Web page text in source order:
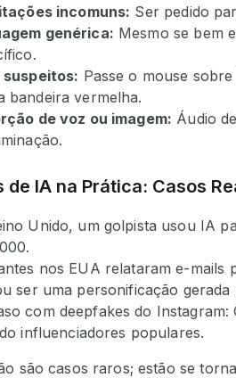
incomuns: Ser pedido
genérica: Mesmo se bem
suspeitos: Passe o mouse
bandeira vermelha.
de voz ou imagem: Áudio
de IA na Prática: Casos
Unido, um golpista usou IA
nos EUA relataram e-
ser uma personificação gerada
com deepfakes do
influenciadores populares.
são casos raros; estão se